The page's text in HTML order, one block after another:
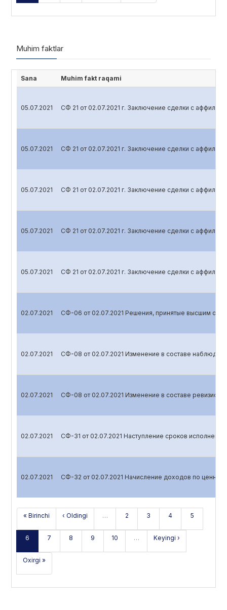
Muhim faktlar
Sana Muhim fakt raqami
05.07.2021 СФ 21 от 02.07.2021 г. Заключение сделки с
05.07.2021 СФ 21 от 02.07.2021 г. Заключение сделки с
05.07.2021 СФ 21 от 02.07.2021 г. Заключение сделки с
05.07.2021 СФ 21 от 02.07.2021 г. Заключение сделки с
05.07.2021 СФ 21 от 02.07.2021 г. Заключение сделки с
02.07.2021 СФ-06 от 02.07.2021 Решения, принятые высшим
02.07.2021 СФ-08 от 02.07.2021 Изменение в составе
02.07.2021 СФ-08 от 02.07.2021 Изменение в составе
02.07.2021 СФ-31 от 02.07.2021 Наступление сроков
02.07.2021 СФ-32 от 02.07.2021 Начисление доходов по ценным
« Birinchi ‹ Oldingi … 2 3 4 5
6 7 8 9 10 … Keyingi ›
Oxirgi »